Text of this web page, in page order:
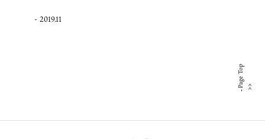
2019.11
Page Top